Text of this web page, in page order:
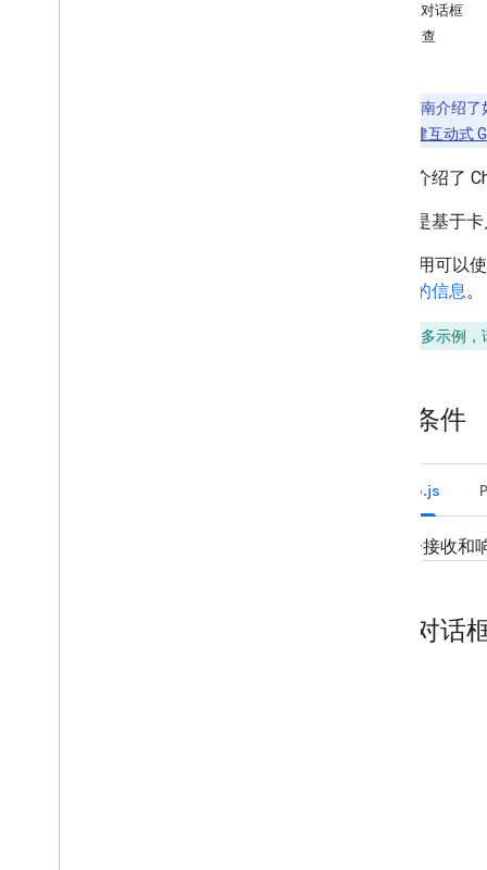
关闭对话框
问题排查
：本指南介绍
构建互动式
本页面介绍了
是基于
Chat 应用可以
理用户的信息。
如需查看更多示例，
前提条件
Node.js
一个接收和
打开对话